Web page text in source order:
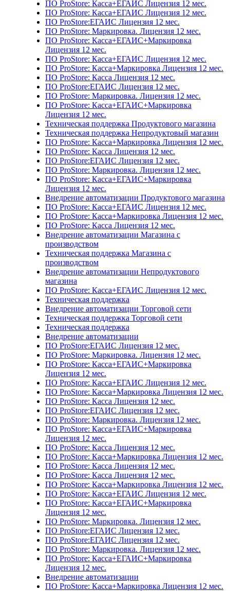
ПО ProStore: Касса+ЕГАИС Лицензия 12 мес.
ПО ProStore: Касса+ЕГАИС Лицензия 12 мес.
ПО ProStore:ЕГАИС Лицензия 12 мес.
ПО ProStore: Маркировка. Лицензия 12 мес.
ПО ProStore: Касса+ЕГАИС+Маркировка
Лицензия 12 мес.
ПО ProStore: Касса+ЕГАИС Лицензия 12 мес.
ПО ProStore: Касса+Маркировка Лицензия 12 мес.
ПО ProStore: Касса Лицензия 12 мес.
ПО ProStore:ЕГАИС Лицензия 12 мес.
ПО ProStore: Маркировка. Лицензия 12 мес.
ПО ProStore: Касса+ЕГАИС+Маркировка
Лицензия 12 мес.
Техническая поддержка Продуктового магазина
Техническая поддержка Непродуктовый магазин
ПО ProStore: Касса+Маркировка Лицензия 12 мес.
ПО ProStore: Касса Лицензия 12 мес.
ПО ProStore:ЕГАИС Лицензия 12 мес.
ПО ProStore: Маркировка. Лицензия 12 мес.
ПО ProStore: Касса+ЕГАИС+Маркировка
Лицензия 12 мес.
Внедрение автоматизации Продуктового магазина
ПО ProStore: Касса+ЕГАИС Лицензия 12 мес.
ПО ProStore: Касса+Маркировка Лицензия 12 мес.
ПО ProStore: Касса Лицензия 12 мес.
Внедрение автоматизации Магазина с
производством
Техническая поддержка Магазина с
производством
Внедрение автоматизации Непродуктового
магазина
ПО ProStore: Касса+ЕГАИС Лицензия 12 мес.
Техническая поддержка
Внедрение автоматизации Торговой сети
Техническая поддержка Торговой сети
Техническая поддержка
Внедрение автоматизации
ПО ProStore:ЕГАИС Лицензия 12 мес.
ПО ProStore: Маркировка. Лицензия 12 мес.
ПО ProStore: Касса+ЕГАИС+Маркировка
Лицензия 12 мес.
ПО ProStore: Касса+ЕГАИС Лицензия 12 мес.
ПО ProStore: Касса+Маркировка Лицензия 12 мес.
ПО ProStore: Касса Лицензия 12 мес.
ПО ProStore:ЕГАИС Лицензия 12 мес.
ПО ProStore: Маркировка. Лицензия 12 мес.
ПО ProStore: Касса+ЕГАИС+Маркировка
Лицензия 12 мес.
ПО ProStore: Касса Лицензия 12 мес.
ПО ProStore: Касса+Маркировка Лицензия 12 мес.
ПО ProStore: Касса Лицензия 12 мес.
ПО ProStore: Касса Лицензия 12 мес.
ПО ProStore: Касса+Маркировка Лицензия 12 мес.
ПО ProStore: Касса+ЕГАИС Лицензия 12 мес.
ПО ProStore: Касса+ЕГАИС+Маркировка
Лицензия 12 мес.
ПО ProStore: Маркировка. Лицензия 12 мес.
ПО ProStore:ЕГАИС Лицензия 12 мес.
ПО ProStore:ЕГАИС Лицензия 12 мес.
ПО ProStore: Маркировка. Лицензия 12 мес.
ПО ProStore: Касса+ЕГАИС+Маркировка
Лицензия 12 мес.
Внедрение автоматизации
ПО ProStore: Касса+Маркировка Лицензия 12 мес.